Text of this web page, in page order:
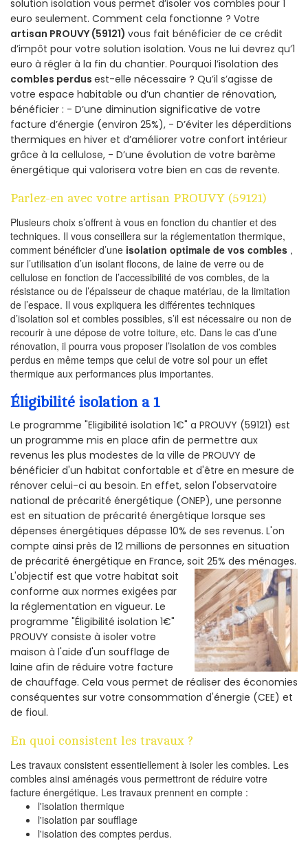
solution isolation vous permet d’isoler vos combles pour 1
euro seulement. Comment cela fonctionne ? Votre
artisan PROUVY (59121) vous fait bénéficier de ce crédit
d’impôt pour votre solution isolation. Vous ne lui devrez qu’1
euro à régler à la fin du chantier. Pourquoi l’isolation des
combles perdus est-elle nécessaire ? Qu’il s’agisse de
votre espace habitable ou d’un chantier de rénovation,
bénéficier : - D’une diminution significative de votre
facture d’énergie (environ 25%), - D’éviter les déperditions
thermiques en hiver et d’améliorer votre confort intérieur
grâce à la cellulose, - D’une évolution de votre barème
énergétique qui valorisera votre bien en cas de revente.
Parlez-en avec votre artisan PROUVY (59121)
Plusieurs choix s’offrent à vous en fonction du chantier et des
techniques. Il vous conseillera sur la réglementation thermique,
comment bénéficier d’une isolation optimale de vos combles ,
sur l’utilisation d’un isolant flocons, de laine de verre ou de
cellulose en fonction de l’accessibilité de vos combles, de la
résistance ou de l’épaisseur de chaque matériau, de la limitation
de l’espace. Il vous expliquera les différentes techniques
d’isolation sol et combles possibles, s’il est nécessaire ou non de
recourir à une dépose de votre toiture, etc. Dans le cas d’une
rénovation, il pourra vous proposer l’isolation de vos combles
perdus en même temps que celui de votre sol pour un effet
thermique aux performances plus importantes.
Éligibilité isolation a 1
Le programme "Eligibilité isolation 1€" a PROUVY (59121) est
un programme mis en place afin de permettre aux
revenus les plus modestes de la ville de PROUVY de
bénéficier d'un habitat confortable et d'être en mesure de
rénover celui-ci au besoin. En effet, selon l'observatoire
national de précarité énergétique (ONEP), une personne
est en situation de précarité énergétique lorsque ses
dépenses énergétiques dépasse 10% de ses revenus. L'on
compte ainsi près de 12 millions de personnes en situation
de précarité énergétique en France, soit 25% des ménages.
L'objectif est que votre habitat soit
conforme aux normes exigées par
la réglementation en vigueur. Le
programme "Éligibilité isolation 1€"
PROUVY consiste à isoler votre
maison à l'aide d'un soufflage de
laine afin de réduire votre facture
de chauffage. Cela vous permet de réaliser des économies
conséquentes sur votre consommation d'énergie (CEE) et
de fioul.
En quoi consistent les travaux ?
Les travaux consistent essentiellement à isoler les combles. Les
combles ainsi aménagés vous permettront de réduire votre
facture énergétique. Les travaux prennent en compte :
l'isolation thermique
l'isolation par soufflage
l'isolation des comptes perdus.